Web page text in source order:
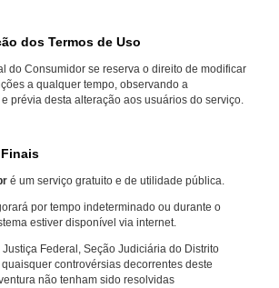
dos Termos de Uso
do Consumidor se reserva o direito de modificar
a qualquer tempo, observando a
prévia desta alteração aos usuários do serviço.
é um serviço gratuito e de utilidade pública.
por tempo indeterminado ou durante o
estiver disponível via internet.
Justiça Federal, Seção Judiciária do Distrito
controvérsias decorrentes deste
não tenham sido resolvidas